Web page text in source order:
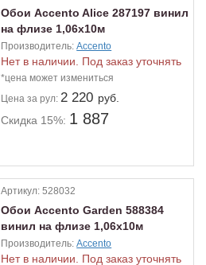
Обои Accento Alice 287197 винил
на флизе 1,06х10м
Производитель:Accento
Нет в наличии. Под заказ уточнять
*цена может измениться
Цена за рул:2 220 руб.
Скидка 15%: 1 887
Артикул:528032
Обои Accento Garden 588384
винил на флизе 1,06х10м
Производитель:Accento
Нет в наличии. Под заказ уточнять